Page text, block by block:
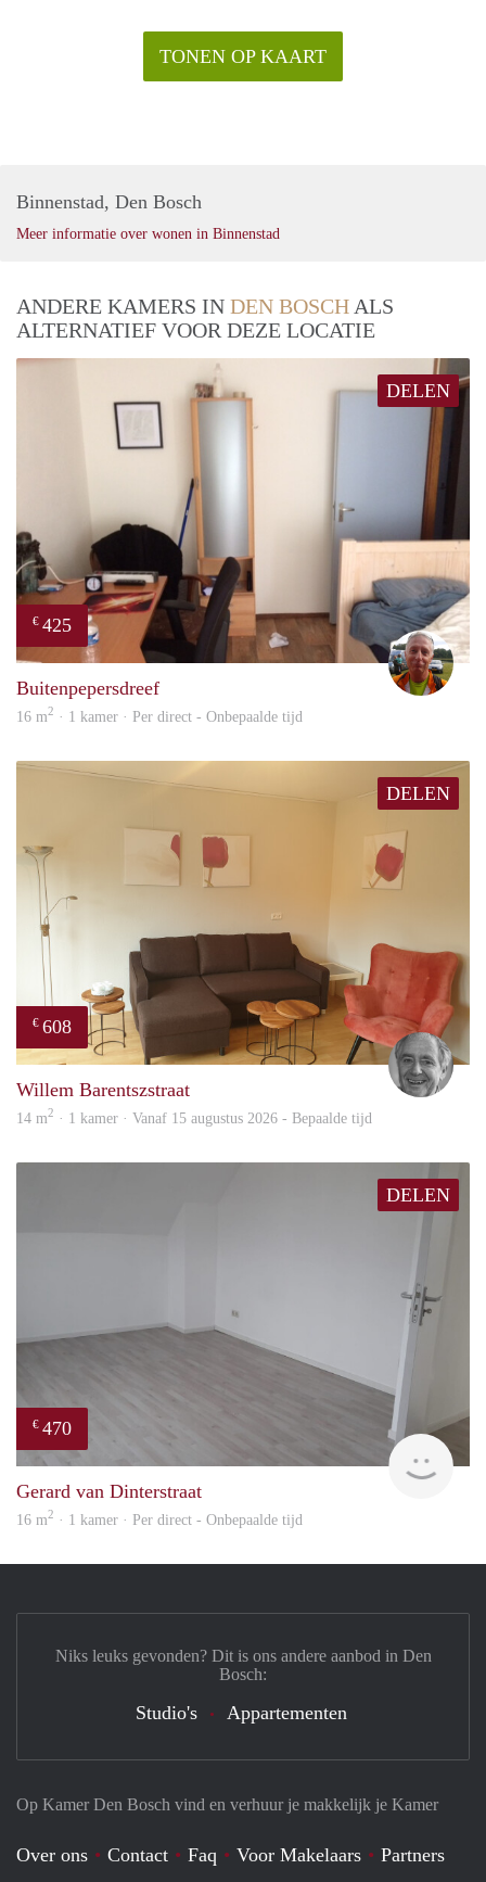
TONEN OP KAART
Binnenstad, Den Bosch
Meer informatie over wonen in Binnenstad
ANDERE KAMERS IN DEN BOSCHALS
ALTERNATIEF VOOR DEZE LOCATIE
DELEN
€ 425
wim
Buitenpepersdreef
16 m2 · 1 kamer · Per direct - Onbepaalde tijd
DELEN
€ 608
Willem Barentszstraat
14 m2 · 1 kamer · Vanaf 15 augustus 2026 - Bepaalde tijd
DELEN
€ 470
Gerard van Dinterstraat
16 m2 · 1 kamer · Per direct - Onbepaalde tijd
Op Kamer Den Bosch vind en verhuur je makkelijk je Kamer
Over ons Contact Faq Voor Makelaars Partners
Niks leuks gevonden? Dit is ons andere aanbod in Den
Bosch:
Studio's Appartementen